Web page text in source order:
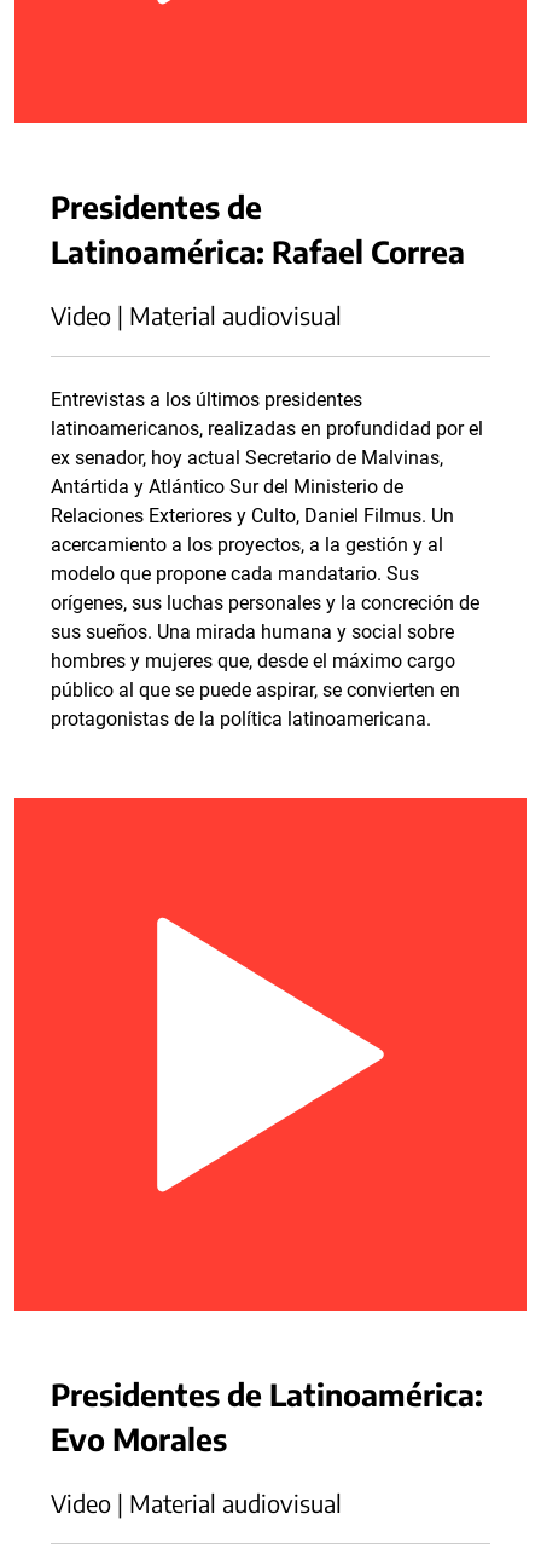
Presidentes de
Latinoamérica: Rafael Correa
Video | Material audiovisual
Entrevistas a los últimos presidentes
latinoamericanos, realizadas en profundidad por el
ex senador, hoy actual Secretario de Malvinas,
Antártida y Atlántico Sur del Ministerio de
Relaciones Exteriores y Culto, Daniel Filmus. Un
acercamiento a los proyectos, a la gestión y al
modelo que propone cada mandatario. Sus
orígenes, sus luchas personales y la concreción de
sus sueños. Una mirada humana y social sobre
hombres y mujeres que, desde el máximo cargo
público al que se puede aspirar, se convierten en
protagonistas de la política latinoamericana.
Presidentes de Latinoamérica:
Evo Morales
Video | Material audiovisual